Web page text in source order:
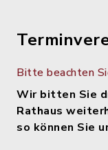
Bitte beachten
Wir bitten Sie
Rathaus
so können Sie